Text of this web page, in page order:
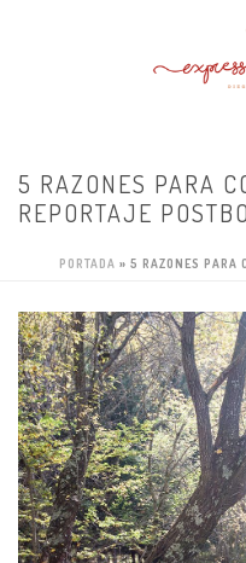
5 RAZONES PARA
REPORTAJE
PORTADA » 5 RAZONES PARA